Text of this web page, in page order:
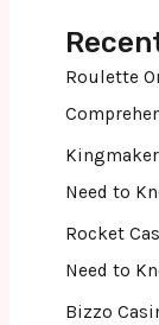
Roulette
Need to
Rocket
Need to
Bizzo